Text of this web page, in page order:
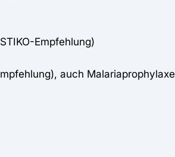
Empfehlung)
auch Malariaprophylaxe